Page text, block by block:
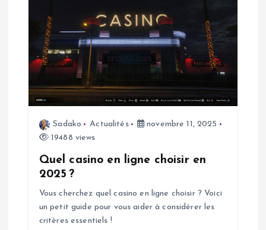
Sadako Actualités
novembre 11, 2025
19488 views
Quel casino en ligne choisir en
2025 ?
Vous cherchez quel casino en ligne choisir ? Voici
un petit guide pour vous aider à considérer les
critères essentiels !